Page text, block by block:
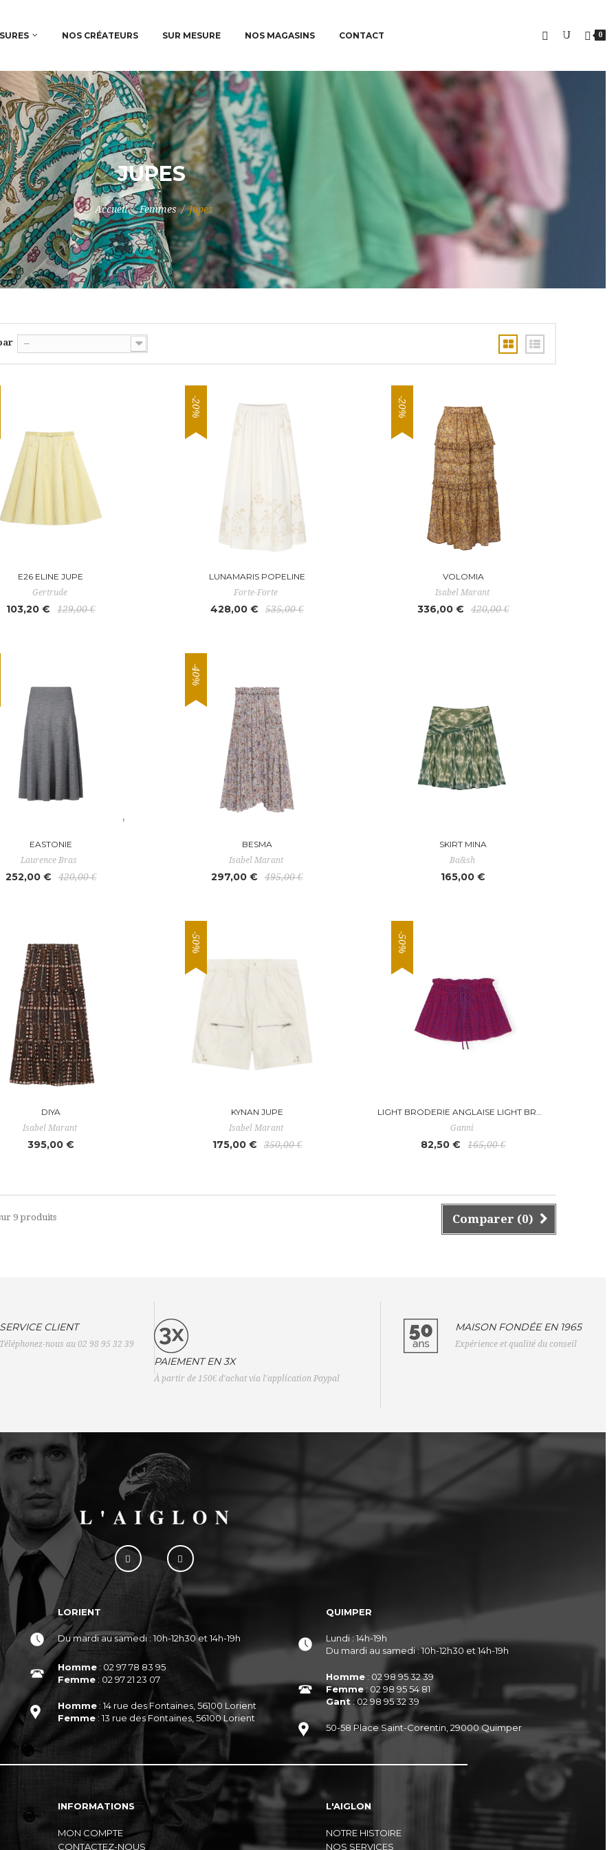
0
NOS CRÉATEURS SUR MESURE NOS MAGASINS CONTACT
JUPES
Accueil / Femmes / Jupes
--
E26 ELINE JUPE
Gertrude
103,20 € 129,00 €
-20%
LUNAMARIS POPELINE
Forte-Forte
428,00 € 535,00 €
-20%
VOLOMIA
Isabel Marant
336,00 € 420,00 €
EASTONIE
Laurence Bras
252,00 € 420,00 €
-40%
BESMA
Isabel Marant
297,00 € 495,00 €
SKIRT MINA
Ba&sh
165,00 €
DIYA
Isabel Marant
395,00 €
-50%
KYNAN JUPE
Isabel Marant
175,00 € 350,00 €
-50%
Ganni
82,50 € 165,00 €
Comparer (0)
9 produits
SERVICE CLIENT
Téléphonez-nous au 02 98 95 32 39
PAIEMENT EN 3X
À partir de 150€ d'achat via l'application Paypal
MAISON FONDÉE EN 1965
Expérience et qualité du conseil
LORIENT
Du mardi au samedi : 10h-12h30 et 14h-19h
Homme: 02 97 78 83 95
Femme: 02 97 21 23 07
Homme: 14 rue des Fontaines, 56100 Lorient
Femme: 13 rue des Fontaines, 56100 Lorient
QUIMPER
Lundi : 14h-19h
Du mardi au samedi : 10h-12h30 et 14h-19h
Homme: 02 98 95 32 39
Femme: 02 98 95 54 81
Gant: 02 98 95 32 39
50-58 Place Saint-Corentin, 29000 Quimper
INFORMATIONS
MON COMPTE
CONTACTEZ-NOUS
L'AIGLON
NOTRE HISTOIRE
NOS SERVICES